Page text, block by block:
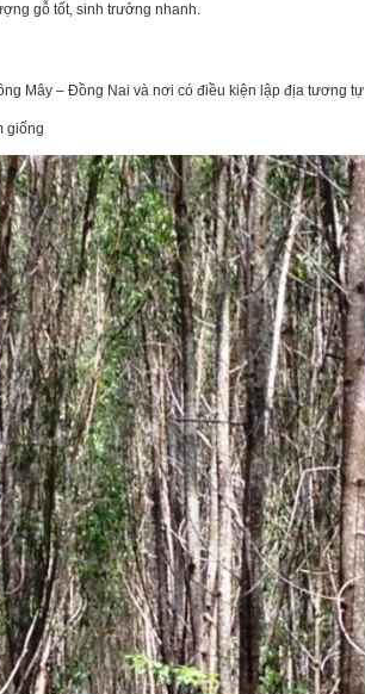
gỗ tốt, sinh trưởng nhanh.
Mây – Đồng Nai và nơi có điều kiện lập địa tương tự
giống